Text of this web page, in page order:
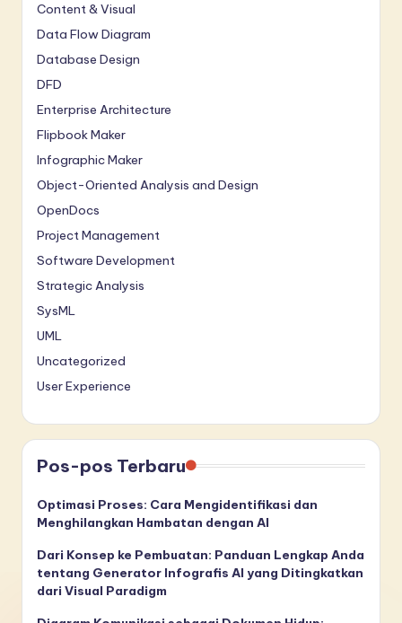
Content & Visual
Data Flow Diagram
Database Design
DFD
Enterprise Architecture
Flipbook Maker
Infographic Maker
Object-Oriented Analysis and Design
OpenDocs
Project Management
Software Development
Strategic Analysis
SysML
UML
Uncategorized
User Experience
Pos-pos Terbaru
Optimasi Proses: Cara Mengidentifikasi dan
Menghilangkan Hambatan dengan AI
Dari Konsep ke Pembuatan: Panduan Lengkap Anda
tentang Generator Infografis AI yang Ditingkatkan
dari Visual Paradigm